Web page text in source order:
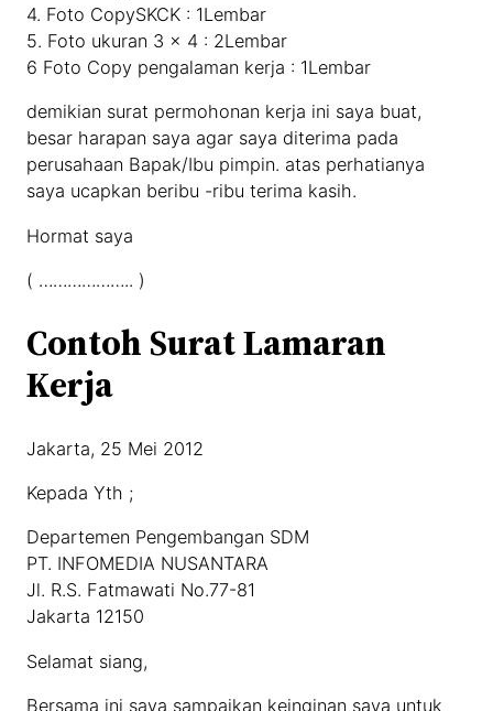
4. Foto CopySKCK : 1Lembar
5. Foto ukuran 3 x 4 : 2Lembar
6 Foto Copy pengalaman kerja : 1Lembar
demikian surat permohonan kerja ini saya buat,
besar harapan saya agar saya diterima pada
perusahaan Bapak/Ibu pimpin. atas perhatianya
saya ucapkan beribu -ribu terima kasih.
Hormat saya
( ……………….. )
Contoh Surat Lamaran
Kerja
Jakarta, 25 Mei 2012
Kepada Yth ;
Departemen Pengembangan SDM
PT. INFOMEDIA NUSANTARA
Jl. R.S. Fatmawati No.77-81
Jakarta 12150
Selamat siang,
Bersama ini saya sampaikan keinginan saya untuk